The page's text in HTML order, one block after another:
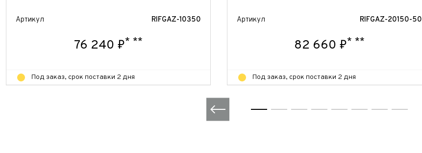
Артикул RIFGAZ-10350
76 240 ₽* **
Под заказ, срок поставки 2 дня
Артикул RIFGAZ-20150-50
82 660 ₽* **
Под заказ, срок поставки 2 дня